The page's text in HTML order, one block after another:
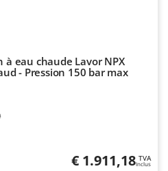
eau chaude Lavor NPX
- Pression 150 bar max
€ 1.911,18 TVA
Inclus